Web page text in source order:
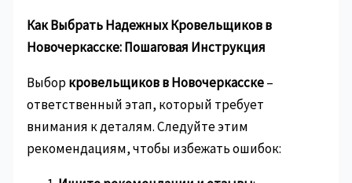
Как Выбрать Надежных Кровельщиков в
Новочеркасске: Пошаговая Инструкция
Выборкровельщиков в Новочеркасске–
ответственный этап, который требует
внимания к деталям. Следуйте этим
рекомендациям, чтобы избежать ошибок: